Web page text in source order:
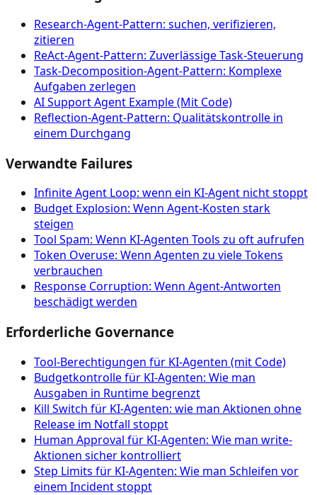
Research-Agent-Pattern: suchen, verifizieren,
zitieren
ReAct-Agent-Pattern: Zuverlässige Task-Steuerung
Task-Decomposition-Agent-Pattern: Komplexe
Aufgaben zerlegen
AI Support Agent Example (Mit Code)
Reflection-Agent-Pattern: Qualitätskontrolle in
einem Durchgang
Verwandte Failures
Infinite Agent Loop: wenn ein KI-Agent nicht stoppt
Budget Explosion: Wenn Agent-Kosten stark
steigen
Tool Spam: Wenn KI-Agenten Tools zu oft aufrufen
Token Overuse: Wenn Agenten zu viele Tokens
verbrauchen
Response Corruption: Wenn Agent-Antworten
beschädigt werden
Erforderliche Governance
Tool‑Berechtigungen für KI‑Agenten (mit Code)
Budgetkontrolle für KI-Agenten: Wie man
Ausgaben in Runtime begrenzt
Kill Switch für KI-Agenten: wie man Aktionen ohne
Release im Notfall stoppt
Human Approval für KI-Agenten: Wie man write-
Aktionen sicher kontrolliert
Step Limits für KI-Agenten: Wie man Schleifen vor
einem Incident stoppt